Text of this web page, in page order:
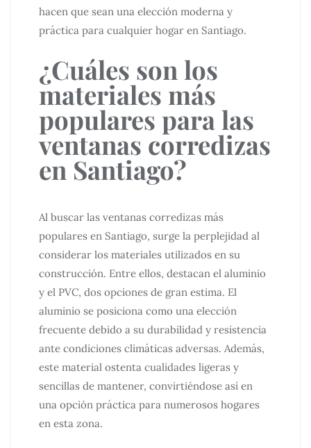
hacen que sean una elección moderna y
práctica para cualquier hogar en Santiago.
¿Cuáles son los
materiales más
populares para las
ventanas corredizas
en Santiago?
Al buscar las ventanas corredizas más
populares en Santiago, surge la perplejidad al
considerar los materiales utilizados en su
construcción. Entre ellos, destacan el aluminio
y el PVC, dos opciones de gran estima. El
aluminio se posiciona como una elección
frecuente debido a su durabilidad y resistencia
ante condiciones climáticas adversas. Además,
este material ostenta cualidades ligeras y
sencillas de mantener, convirtiéndose así en
una opción práctica para numerosos hogares
en esta zona.